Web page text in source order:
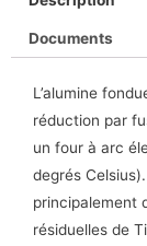
Documents
L’alumine
réduction par
un four à arc
degrés
principalement
résiduelles de